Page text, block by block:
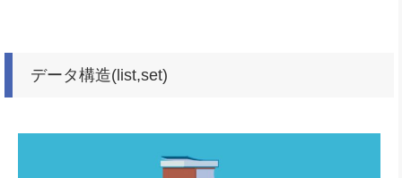
データ構造(list,set)